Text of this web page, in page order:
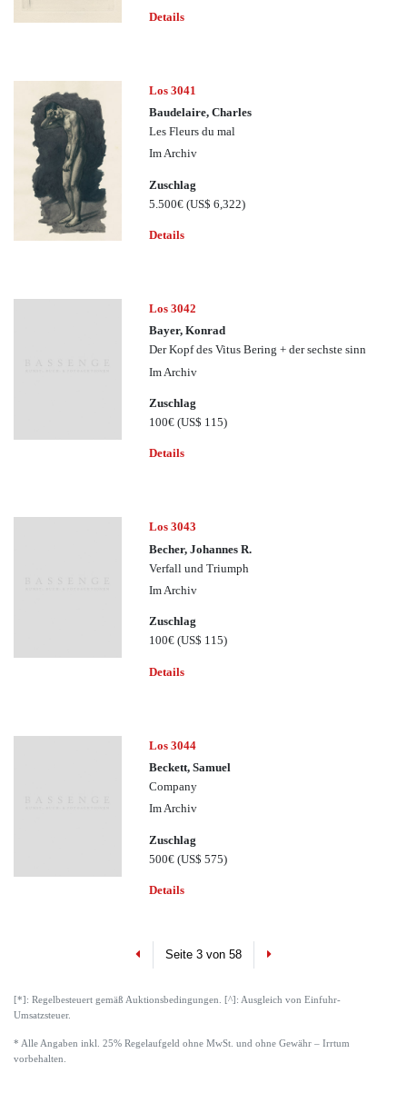
Details
Los 3041
Baudelaire, Charles
Les Fleurs du mal
Im Archiv
Zuschlag
5.500€(US$ 6,322)
Details
Los 3042
Bayer, Konrad
Der Kopf des Vitus Bering + der sechste sinn
Im Archiv
Zuschlag
100€(US$ 115)
Details
Los 3043
Becher, Johannes R.
Verfall und Triumph
Im Archiv
Zuschlag
100€(US$ 115)
Details
Los 3044
Beckett, Samuel
Company
Im Archiv
Zuschlag
500€(US$ 575)
Details
PreviousSeite 3 von 58 Next
[*]: Regelbesteuert gemäß Auktionsbedingungen. [^]: Ausgleich von Einfuhr-
Umsatzsteuer.
* Alle Angaben inkl. 25% Regelaufgeld ohne MwSt. und ohne Gewähr – Irrtum
vorbehalten.